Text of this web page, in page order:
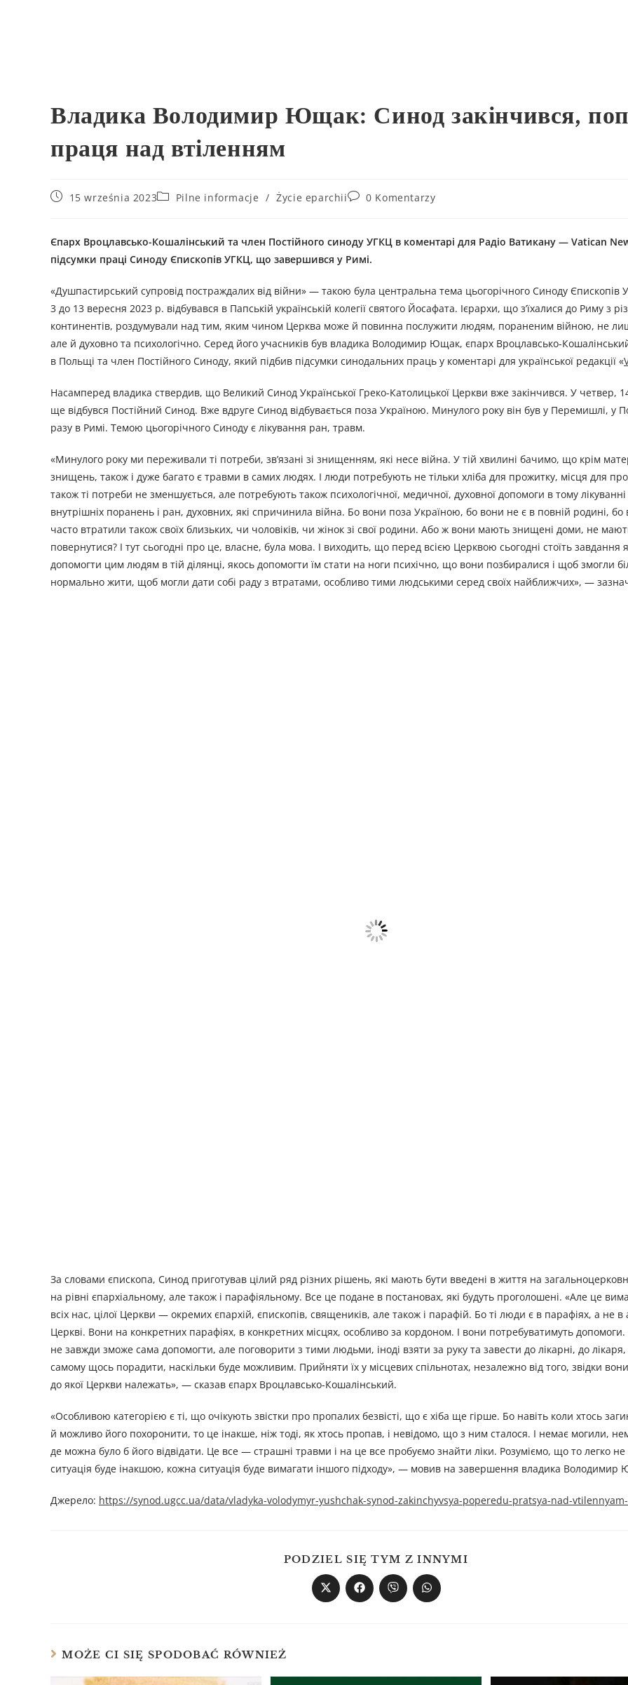
Владика Володимир Ющак: Синод закінчився,
праця над втіленням
15 września 2023 Pilne informacje / Życie eparchii 0 Komentarzy
Єпарх Вроцлавсько-Кошалінський та член Постійного синоду УГКЦ в коментарі для Радіо Ватикану — Vatican
підсумки праці Синоду Єпископів УГКЦ, що завершився у Римі.
«Душпастирський супровід постраждалих від війни» — такою була центральна тема цьогорічного Синоду Єпископів
3 до 13 вересня 2023 р. відбувався в Папській українській колегії святого Йосафата. Ієрархи, що з’їхалися до Риму з
континентів, роздумували над тим, яким чином Церква може й повинна послужити людям, пораненим війною, не
але й духовно та психологічно. Серед його учасників був владика Володимир Ющак, єпарх Вроцлавсько-
в Польщі та член Постійного Синоду, який підбив підсумки синодальних праць у коментарі для української редакції «
Насамперед владика ствердив, що Великий Синод Української Греко-Католицької Церкви вже закінчився. У четвер,
ще відбувся Постійний Синод. Вже вдруге Синод відбувається поза Україною. Минулого року він був у Перемишлі, у
разу в Римі. Темою цьогорічного Синоду є лікування ран, травм.
«Минулого року ми переживали ті потреби, зв’язані зі знищенням, які несе війна. У тій хвилині бачимо, що крім
знищень, також і дуже багато є травми в самих людях. І люди потребують не тільки хліба для прожитку, місця для
також ті потреби не зменшується, але потребують також психологічної, медичної, духовної допомоги в тому лікуванні
внутрішніх поранень і ран, духовних, які спричинила війна. Бо вони поза Україною, бо вони не є в повній родині,
часто втратили також своїх близьких, чи чоловіків, чи жінок зі свої родини. Або ж вони мають знищені доми, не
повернутися? І тут сьогодні про це, власне, була мова. І виходить, що перед всією Церквою сьогодні стоїть завдання
допомогти цим людям в тій ділянці, якось допомогти їм стати на ноги психічно, що вони позбиралися і щоб змогли
нормально жити, щоб могли дати собі раду з втратами, особливо тими людськими серед своїх найближчих», —
За словами єпископа, Синод приготував цілий ряд різних рішень, які мають бути введені в життя на
на рівні єпархіальному, але також і парафіяльному. Все це подане в постановах, які будуть проголошені. «Але це
всіх нас, цілої Церкви — окремих єпархій, єпископів, священиків, але також і парафій. Бо ті люди є в парафіях, а не в
Церкві. Вони на конкретних парафіях, в конкретних місцях, особливо за кордоном. І вони потребуватимуть
не завжди зможе сама допомогти, але поговорити з тими людьми, іноді взяти за руку та завести до лікарні, до
самому щось порадити, наскільки буде можливим. Прийняти їх у місцевих спільнотах, незалежно від того, звідки
до якої Церкви належать», — сказав єпарх Вроцлавсько-Кошалінський.
«Особливою категорією є ті, що очікують звістки про пропалих безвісті, що є хіба ще гірше. Бо навіть коли хтось
й можливо його похоронити, то це інакше, ніж тоді, як хтось пропав, і невідомо, що з ним сталося. І немає могили,
де можна було б його відвідати. Це все — страшні травми і на це все пробуємо знайти ліки. Розуміємо, що то легко не
ситуація буде інакшою, кожна ситуація буде вимагати іншого підходу», — мовив на завершення владика Володимир
Джерелo: https://synod.ugcc.ua/data/vladyka-volodymyr-yushchak-synod-zakinchyvsya-poperedu-pratsya-nad-
PODZIEL SIĘ TYM Z INNYMI
MOŻE CI SIĘ SPODOBAĆ RÓWNIEŻ